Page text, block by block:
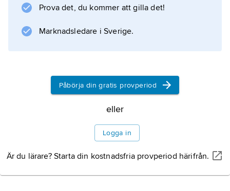
personligt utformad naturornamentik och
Information om artikeln
Prova det, du kommer att gilla det!
Marknadsledare i Sverige.
Påbörja din gratis provperiod
eller
Logga in
Är du lärare? Starta din kostnadsfria provperiod härifrån.